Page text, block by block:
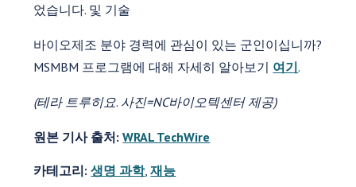
었습니다. 및 기술
바이오제조 분야 경력에 관심이 있는 군인이십니까?
MSMBM 프로그램에 대해 자세히 알아보기 여기.
(테라 트루히요. 사진=NC바이오텍센터 제공)
원본 기사 출처:WRAL TechWire
카테고리: 생명 과학,재능